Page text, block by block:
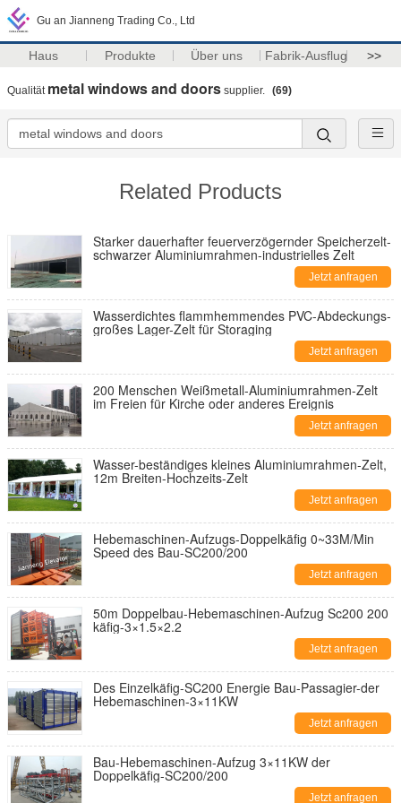
Gu an Jianneng Trading Co., Ltd
Haus Produkte Über uns Fabrik-Ausflug >>
Qualität metal windows and doors supplier. (69)
Related Products
Starker dauerhafter feuerverzögernder Speicherzelt-
schwarzer Aluminiumrahmen-industrielles Zelt
Jetzt anfragen
Wasserdichtes flammhemmendes PVC-Abdeckungs-
großes Lager-Zelt für Storaging
Jetzt anfragen
200 Menschen Weißmetall-Aluminiumrahmen-Zelt
im Freien für Kirche oder anderes Ereignis
Jetzt anfragen
Wasser-beständiges kleines Aluminiumrahmen-Zelt,
12m Breiten-Hochzeits-Zelt
Jetzt anfragen
Hebemaschinen-Aufzugs-Doppelkäfig 0~33M/Min
Speed des Bau-SC200/200
Jetzt anfragen
50m Doppelbau-Hebemaschinen-Aufzug Sc200 200
käfig-3×1.5×2.2
Jetzt anfragen
Des Einzelkäfig-SC200 Energie Bau-Passagier-der
Hebemaschinen-3×11KW
Jetzt anfragen
Bau-Hebemaschinen-Aufzug 3×11KW der
Doppelkäfig-SC200/200
Jetzt anfragen